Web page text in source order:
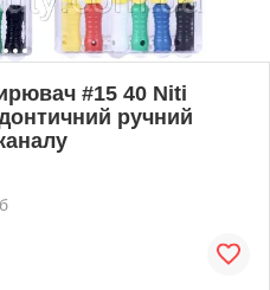
#15 40 Niti
ручний